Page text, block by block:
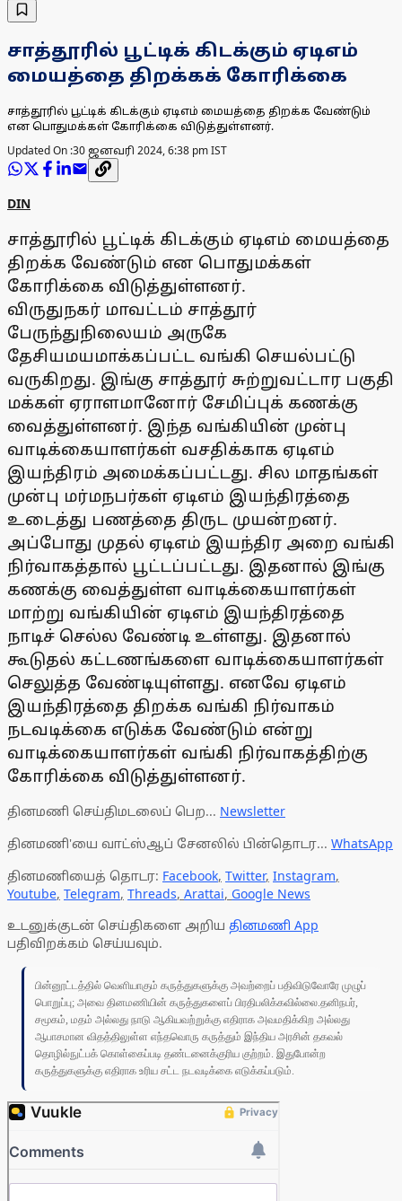
சாத்தூரில் பூட்டிக் கிடக்கும் ஏடிஎம்
மையத்தை திறக்கக் கோரிக்கை
சாத்தூரில் பூட்டிக் கிடக்கும் ஏடிஎம் மையத்தை திறக்க வேண்டும்
என பொதுமக்கள் கோரிக்கை விடுத்துள்ளனர்.
Updated On :30 ஜனவரி 2024, 6:38 pm IST
DIN
சாத்தூரில் பூட்டிக் கிடக்கும் ஏடிஎம் மையத்தை
திறக்க வேண்டும் என பொதுமக்கள்
கோரிக்கை விடுத்துள்ளனர்.
விருதுநகர் மாவட்டம் சாத்தூர்
பேருந்துநிலையம் அருகே
தேசியமயமாக்கப்பட்ட வங்கி செயல்பட்டு
வருகிறது. இங்கு சாத்தூர் சுற்றுவட்டார பகுதி
மக்கள் ஏராளமானோர் சேமிப்புக் கணக்கு
வைத்துள்ளனர். இந்த வங்கியின் முன்பு
வாடிக்கையாளர்கள் வசதிக்காக ஏடிஎம்
இயந்திரம் அமைக்கப்பட்டது. சில மாதங்கள்
முன்பு மர்மநபர்கள் ஏடிஎம் இயந்திரத்தை
உடைத்து பணத்தை திருட முயன்றனர்.
அப்போது முதல் ஏடிஎம் இயந்திர அறை வங்கி
நிர்வாகத்தால் பூட்டப்பட்டது. இதனால் இங்கு
கணக்கு வைத்துள்ள வாடிக்கையாளர்கள்
மாற்று வங்கியின் ஏடிஎம் இயந்திரத்தை
நாடிச் செல்ல வேண்டி உள்ளது. இதனால்
கூடுதல் கட்டணங்களை வாடிக்கையாளர்கள்
செலுத்த வேண்டியுள்ளது. எனவே ஏடிஎம்
இயந்திரத்தை திறக்க வங்கி நிர்வாகம்
நடவடிக்கை எடுக்க வேண்டும் என்று
வாடிக்கையாளர்கள் வங்கி நிர்வாகத்திற்கு
கோரிக்கை விடுத்துள்ளனர்.
தினமணி செய்திமடலைப் பெற... Newsletter
தினமணி'யை வாட்ஸ்ஆப் சேனலில் பின்தொடர... WhatsApp
தினமணியைத் தொடர: Facebook, Twitter, Instagram,
Youtube, Telegram, Threads, Arattai, Google News
உடனுக்குடன் செய்திகளை அறிய தினமணி App
பதிவிறக்கம் செய்யவும்.
பின்னூட்டத்தில் வெளியாகும் கருத்துகளுக்கு அவற்றைப் பதிவிடுவோரே முழுப்
பொறுப்பு; அவை தினமணியின் கருத்துகளைப் பிரதிபலிக்கவில்லை.தனிநபர்,
சமூகம், மதம் அல்லது நாடு ஆகியவற்றுக்கு எதிராக அவமதிக்கிற அல்லது
ஆபாசமான விதத்திலுள்ள எந்தவொரு கருத்தும் இந்திய அரசின் தகவல்
தொழில்நுட்பக் கொள்கைப்படி தண்டனைக்குரிய குற்றம். இதுபோன்ற
கருத்துகளுக்கு எதிராக உரிய சட்ட நடவடிக்கை எடுக்கப்படும்.